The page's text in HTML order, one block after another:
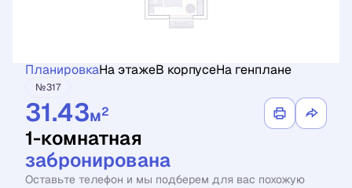
ПланировкаНа этажеВ корпусеНа генплане
№317
31.43м2
1-комнатная
забронирована
Оставьте телефон и мы подберем для вас похожую